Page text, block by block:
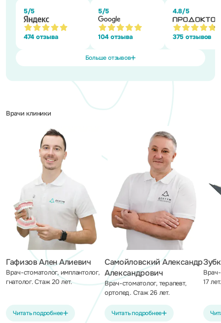
5/5
474 отзыва
5/5
104 отзыва
4.8/5
375 отзывов
Больше отзывов
Врачи клиники
Гафизов Ален Алиевич
Врач-стоматолог, имплантолог,
гнатолог. Стаж 20 лет.
Читать подробнее
Самойловский Александр
Александрович
Врач-стоматолог, терапевт,
ортопед. Стаж 26 лет.
Читать подробнее
17 лет.